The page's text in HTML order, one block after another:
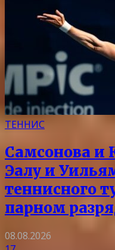
ТЕННИС
Самсонова и
Эалу и
теннисного
парном
08.08.2026